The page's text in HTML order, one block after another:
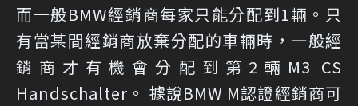
而一般BMW經銷商每家只能分配到1輛。只
有當某間經銷商放棄分配的車輛時，一般經
銷商才有機會分配到第2輛M3 CS
Handschalter。 據說BMW M認證經銷商可